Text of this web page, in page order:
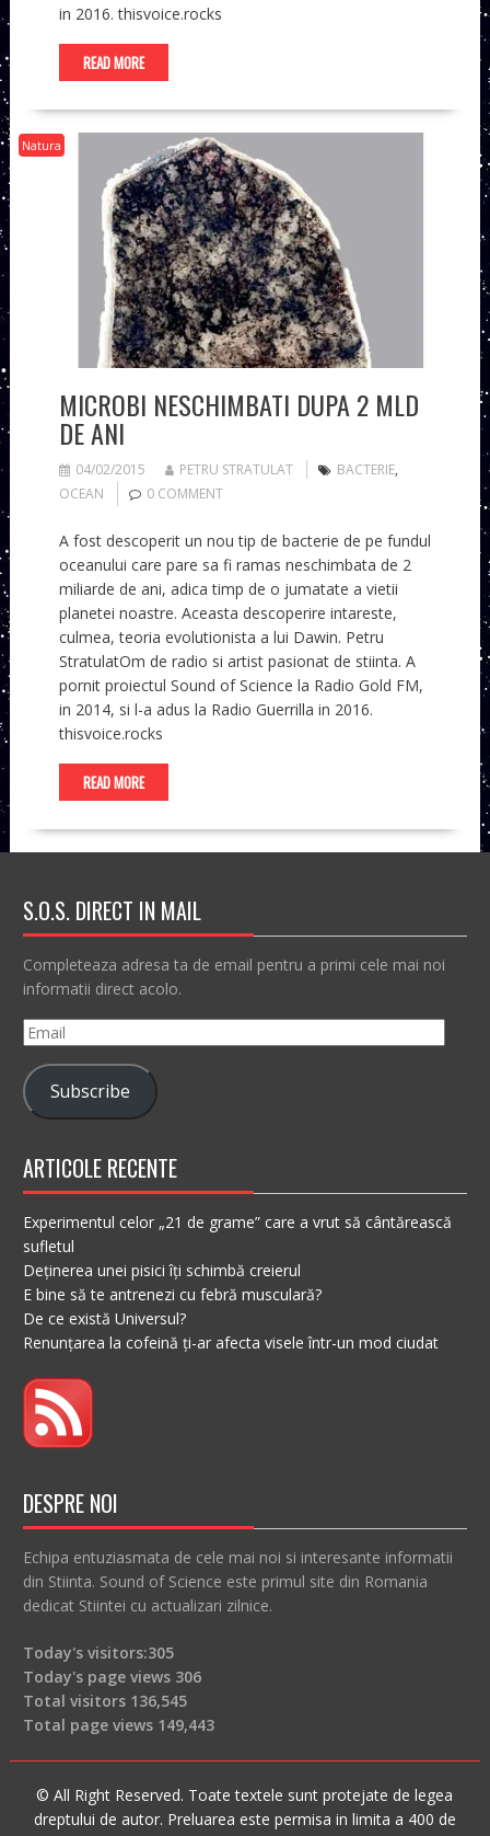
in 2016. thisvoice.rocks
READ MORE
Natura
MICROBI NESCHIMBATI DUPA 2 MLD
DE ANI
04/02/2015 PETRU STRATULAT BACTERIE,
OCEAN
0 COMMENT
A fost descoperit un nou tip de bacterie de pe fundul
oceanului care pare sa fi ramas neschimbata de 2
miliarde de ani, adica timp de o jumatate a vietii
planetei noastre. Aceasta descoperire intareste,
culmea, teoria evolutionista a lui Dawin. Petru
StratulatOm de radio si artist pasionat de stiinta. A
pornit proiectul Sound of Science la Radio Gold FM,
in 2014, si l-a adus la Radio Guerrilla in 2016.
thisvoice.rocks
READ MORE
S.O.S. DIRECT IN MAIL
Completeaza adresa ta de email pentru a primi cele mai noi
informatii direct acolo.
Email
Subscribe
ARTICOLE RECENTE
Experimentul celor „21 de grame” care a vrut să cântărească
sufletul
Deținerea unei pisici îți schimbă creierul
E bine să te antrenezi cu febră musculară?
De ce există Universul?
Renunțarea la cofeină ți-ar afecta visele într-un mod ciudat
DESPRE NOI
Echipa entuziasmata de cele mai noi si interesante informatii
din Stiinta. Sound of Science este primul site din Romania
dedicat Stiintei cu actualizari zilnice.
Today's visitors:305
Today's page views 306
Total visitors 136,545
Total page views 149,443
© All Right Reserved. Toate textele sunt protejate de legea
dreptului de autor. Preluarea este permisa in limita a 400 de